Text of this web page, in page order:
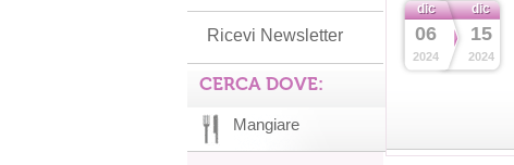
dic
06
2024
dic
15
2024
Ricevi Newsletter
CERCA DOVE:
Mangiare